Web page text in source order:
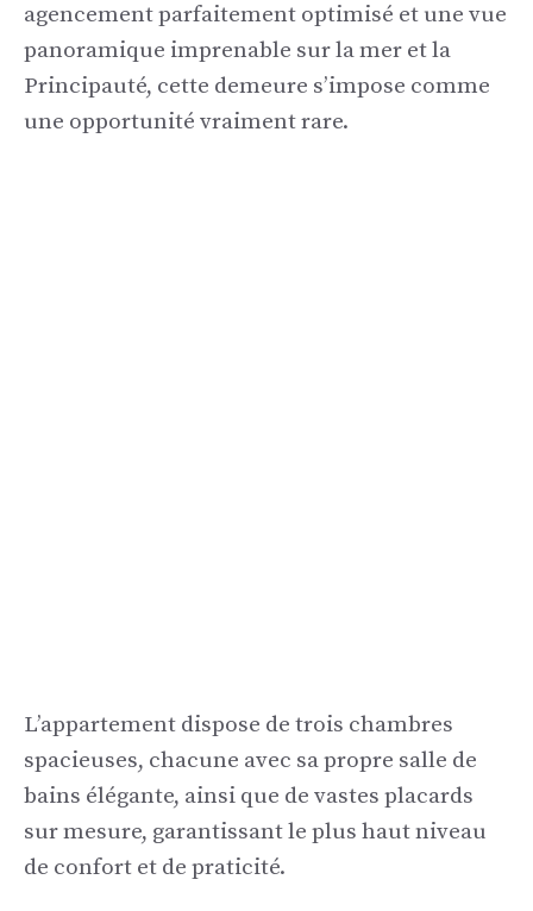
agencement parfaitement optimisé et une vue
panoramique imprenable sur la mer et la
Principauté, cette demeure s’impose comme
une opportunité vraiment rare.
L’appartement dispose de trois chambres
spacieuses, chacune avec sa propre salle de
bains élégante, ainsi que de vastes placards
sur mesure, garantissant le plus haut niveau
de confort et de praticité.